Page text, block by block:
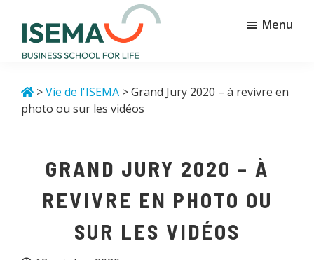
contenu
principal
pied
school
for
life
Menu
>Vie de l'ISEMA > Grand Jury 2020 – à revivre en
photo ou sur les vidéos
GRAND JURY 2020 – À
REVIVRE EN PHOTO OU
SUR LES VIDÉOS